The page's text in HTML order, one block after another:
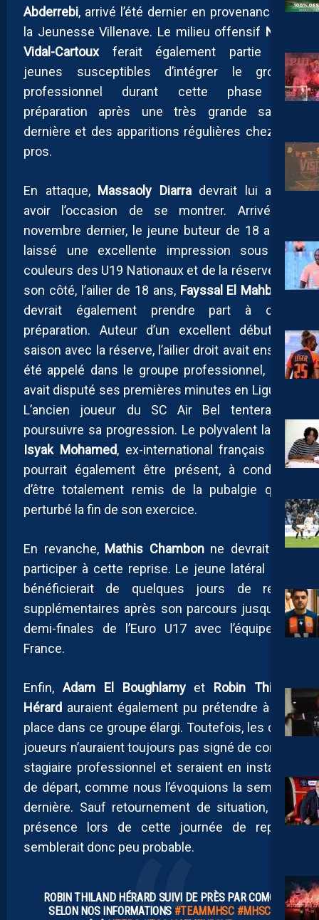
Abderrebi, arrivé l’été dernier en provenance de
la Jeunesse Villenave. Le milieu offensif Noah
Vidal-Cartouxferait également partie des
jeunes susceptibles d’intégrer le groupe
professionnel durant cette phase de
préparation après une très grande saison
dernière et des apparitions régulières chez les
pros.
En attaque, Massaoly Diarradevrait lui aussi
avoir l’occasion de se montrer. Arrivé en
novembre dernier, le jeune buteur de 18 ans a
laissé une excellente impression sous les
couleurs des U19 Nationaux et de la réserve. De
son côté, l’ailier de 18 ans, Fayssal El Mahboub,
devrait également prendre part à cette
préparation. Auteur d’un excellent début de
saison avec la réserve, l’ailier droit avait ensuite
été appelé dans le groupe professionnel, où il
avait disputé ses premières minutes en Ligue 2.
L’ancien joueur du SC Air Bel tentera de
poursuivre sa progression. Le polyvalent latéral
Isyak Mohamed, ex-international français U17,
pourrait également être présent, à condition
d’être totalement remis de la pubalgie qui a
perturbé la fin de son exercice.
En revanche, Mathis Chambonne devrait pas
participer à cette reprise. Le jeune latéral droit
bénéficierait de quelques jours de repos
supplémentaires après son parcours jusqu’aux
demi-finales de l’Euro U17 avec l’équipe de
France.
Enfin, Adam El Boughlamy et Robin Thiland
Hérard auraient également pu prétendre à une
place dans ce groupe élargi. Toutefois, les deux
joueurs n’auraient toujours pas signé de contrat
stagiaire professionnel et seraient en instance
de départ, comme nous l’évoquions la semaine
dernière. Sauf retournement de situation, leur
présence lors de cette journée de reprise
semblerait donc peu probable.
ROBIN THILAND HÉRARD SUIVI DE PRÈS PAR COMO
SELON NOS INFORMATIONS #TEAMMHSC #MHSC